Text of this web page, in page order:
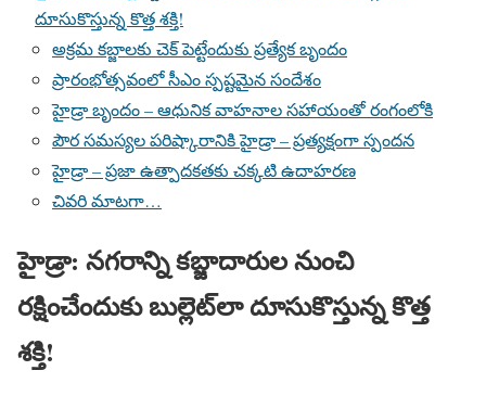
దూసుకొస్తున్న కొత్త శక్తి!
అక్రమ కబ్జాలకు చెక్ పెట్టేందుకు ప్రత్యేక బృందం
ప్రారంభోత్సవంలో సీఎం స్పష్టమైన సందేశం
హైడ్రా బృందం – ఆధునిక వాహనాల సహాయంతో రంగంలోకి
పౌర సమస్యల పరిష్కారానికి హైడ్రా – ప్రత్యక్షంగా స్పందన
హైడ్రా – ప్రజా ఉత్పాదకతకు చక్కటి ఉదాహరణ
చివరి మాటగా…
హైడ్రా: నగరాన్ని కబ్జాదారుల నుంచి
రక్షించేందుకు బుల్లెట్‌లా దూసుకొస్తున్న కొత్త
శక్తి!